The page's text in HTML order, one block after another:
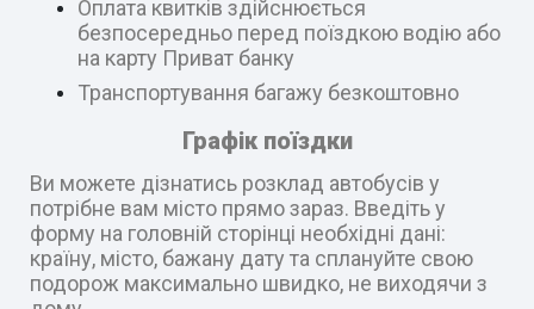
Оплата квитків здійснюється
безпосередньо перед поїздкою водію або
на карту Приват банку
Транспортування багажу безкоштовно
Графік поїздки
Ви можете дізнатись розклад автобусів у
потрібне вам місто прямо зараз. Введіть у
форму на головній сторінці необхідні дані:
країну, місто, бажану дату та сплануйте свою
подорож максимально швидко, не виходячи з